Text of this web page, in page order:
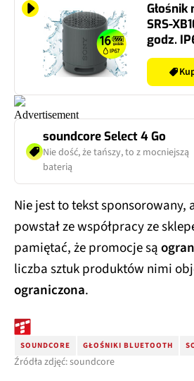
Głośnik
SRS-
godz.
Center,
soundcore Select 4 Go
Nie dość, że tańszy, to z mocniejszą
baterią
Nie jest to tekst sponsorowany,
powstał ze współpracy ze
pamiętać, że promocje są
liczba sztuk produktów nimi
ograniczona.
SOUNDCORE GŁOŚNIKI BLUETOOTH
Źródła zdjęć: soundcore